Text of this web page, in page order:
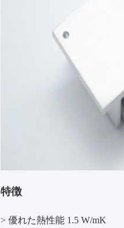
特徴
> 優れた熱性能 1.5 W/mK